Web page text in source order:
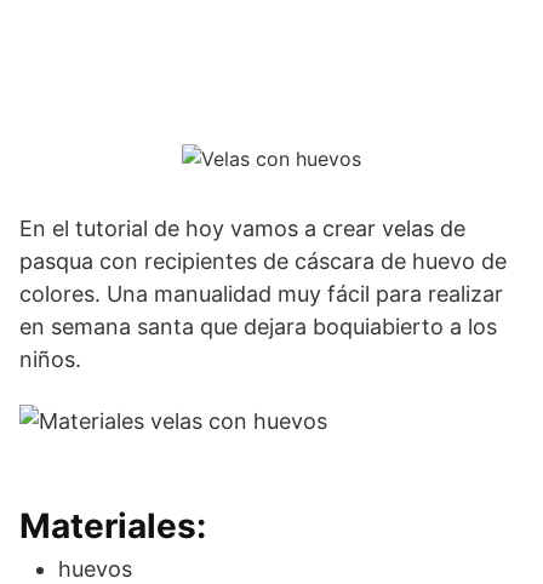
En el tutorial de hoy vamos a crear velas de
pasqua con recipientes de cáscara de huevo de
colores. Una manualidad muy fácil para realizar
en semana santa que dejara boquiabierto a los
niños.
Materiales:
huevos